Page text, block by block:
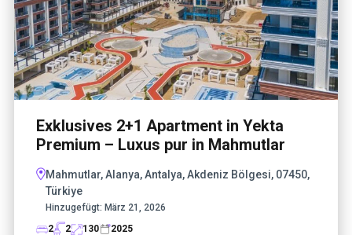
Exklusives 2+1 Apartment in Yekta
Premium – Luxus pur in Mahmutlar
Mahmutlar, Alanya, Antalya, Akdeniz Bölgesi, 07450,
Türkiye
Hinzugefügt: März 21, 2026
2
2 130 2025